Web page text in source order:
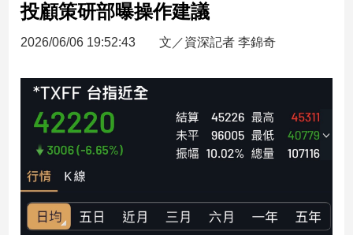
財
新
產
股
地
產
投顧策研部曝操作建議
2026/06/06 19:52:43 文／資深記者 李錦奇